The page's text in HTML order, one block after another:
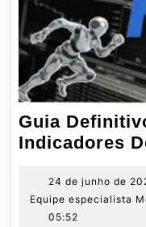
Guia
Indicadores
24 de junho de
Equipe especialista
05:52